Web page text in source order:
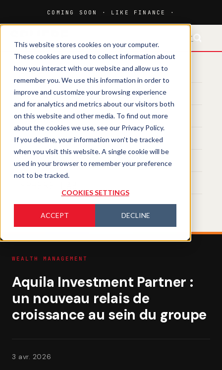
This website stores cookies on your computer.
These cookies are used to collect information about
how you interact with our website and allow us to
remember you. We use this information in order to
improve and customize your browsing experience
and for analytics and metrics about our visitors both
on this website and other media. To find out more
about the cookies we use, see our Privacy Policy.
If you decline, your information won’t be tracked
when you visit this website. A single cookie will be
used in your browser to remember your preference
not to be tracked.
COOKIES SETTINGS
ACCEPT DECLINE
HOME
MEDIA
MAGAZINE
EVENTS
TRAINING
WEALTH MANAGEMENT
Aquila Investment Partner :
un nouveau relais de
croissance au sein du groupe
3 avr. 2026